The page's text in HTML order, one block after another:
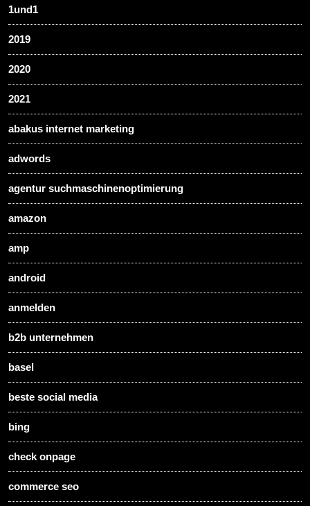
1und1
2019
2020
2021
abakus internet marketing
adwords
agentur suchmaschinenoptimierung
amazon
amp
android
anmelden
b2b unternehmen
basel
beste social media
bing
check onpage
commerce seo